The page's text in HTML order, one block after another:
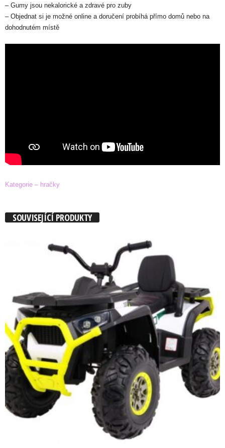
– Gumy jsou nekalorické a zdravé pro zuby
– Objednat si je možné online a doručení probíhá přímo domů nebo na
dohodnutém místě
Kategorie – hračky
SOUVISEJÍCÍ PRODUKTY